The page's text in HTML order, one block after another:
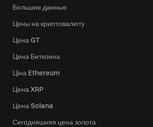
Большие данные
Цены на криптовалюту
Цена GT
Цена Биткоина
Ціна Ethereum
Цена XRP
Цена Solana
Сегодняшняя цена золота